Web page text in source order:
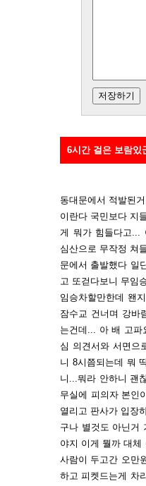
6시간 걸은 보람있
동대문에서 적발된
이란다 국민보다 지
게 뭐가 힘들다고...
심산으로 무작정 쳐
문에서 출발했다 일
고 또걷다보니 무임
임승차할만한데 왠
잠수교 건너며 강바
는건데... 아 배 고파
심 의견서와 서면으
니 8시쯤되는데 뭐
니...뭐라 안하니 괜
무실에 피의자 본인
열리고 판사가 입장
구나 별것도 아닌거
야지 이게 뭘까 대체
사람이 두고간 오만
하고 피켓드는게 차